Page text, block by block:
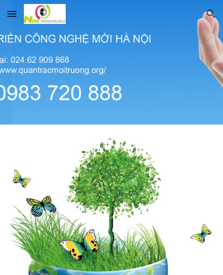
Skip to main content Skip to navigation